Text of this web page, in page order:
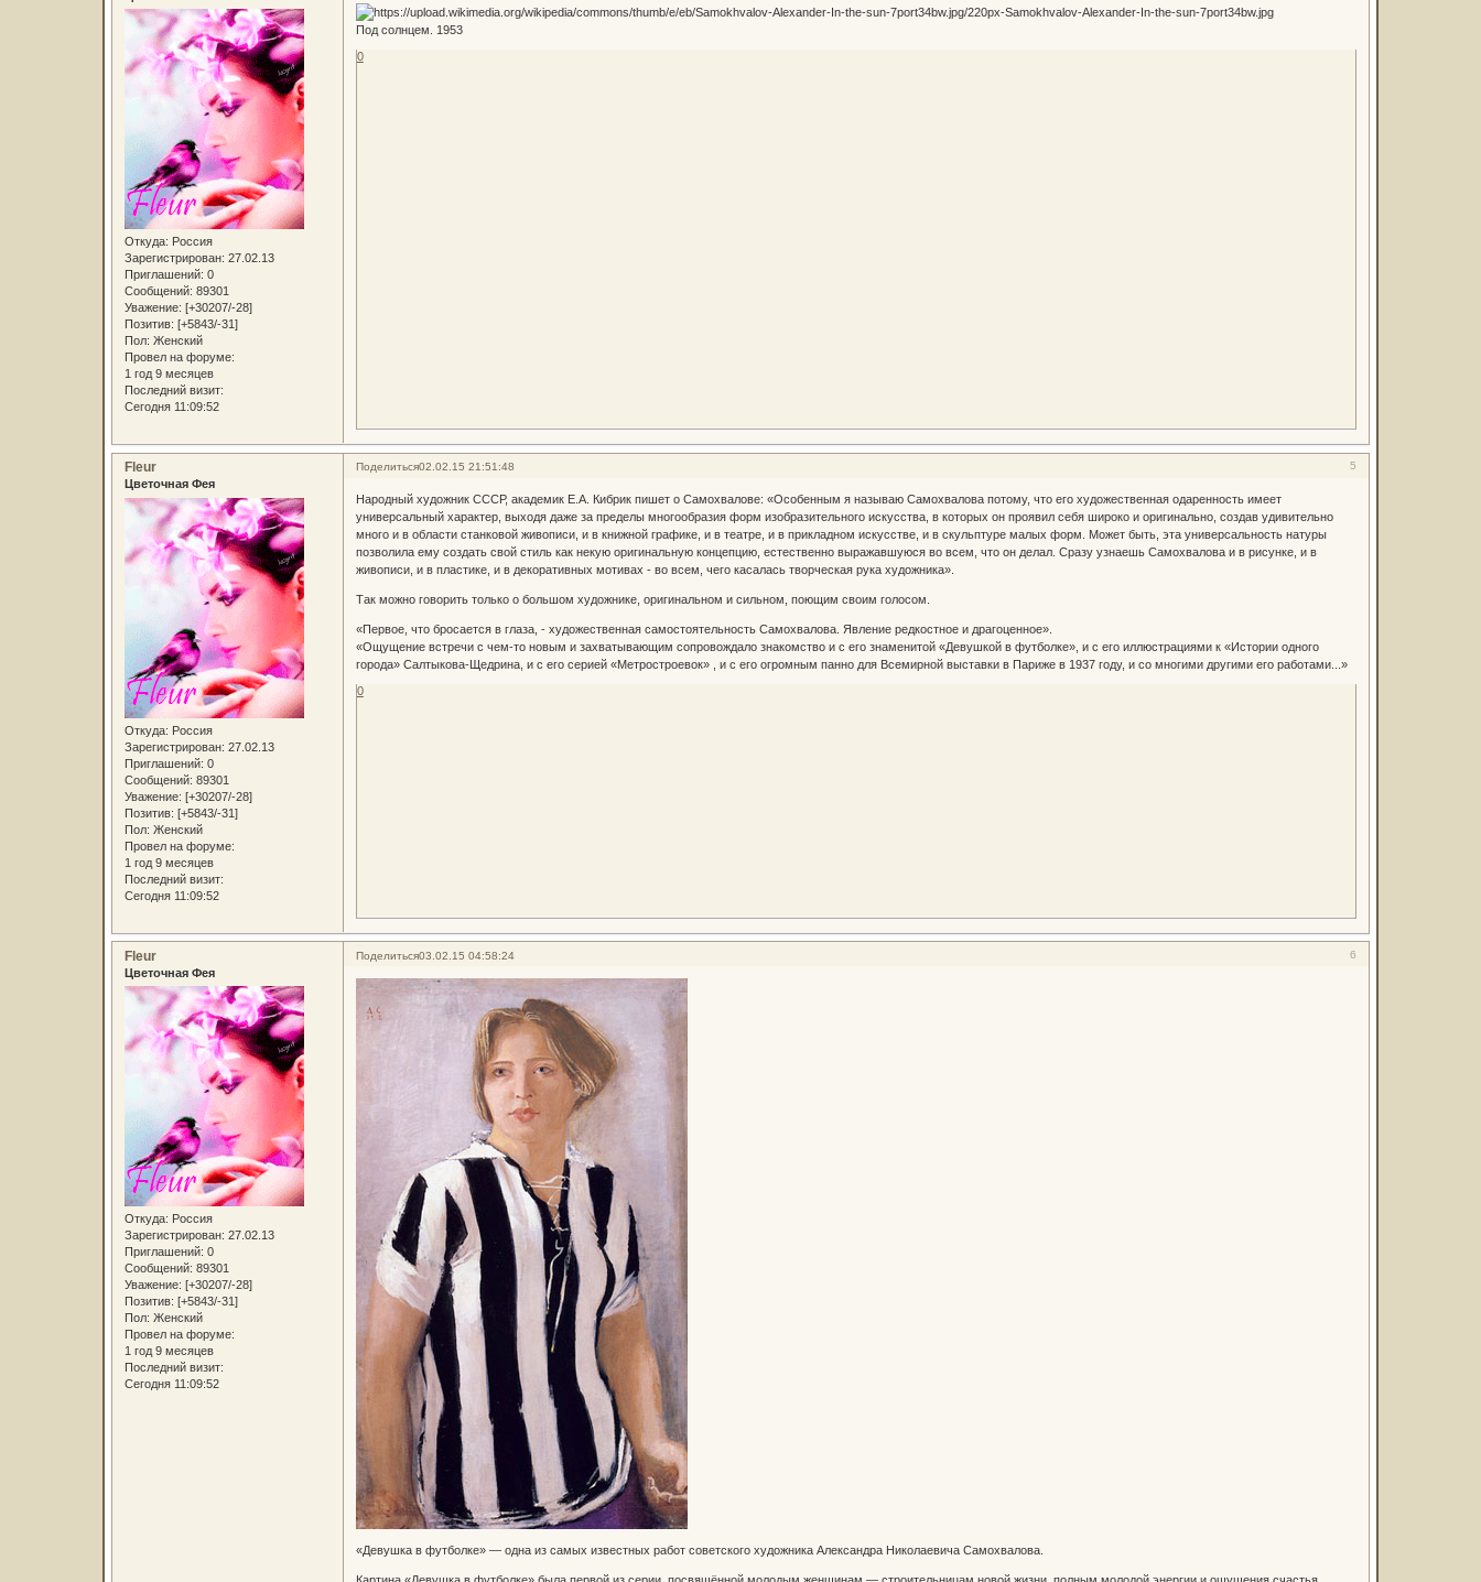
Откуда: Россия
Зарегистрирован: 27.02.13
Приглашений: 0
Сообщений: 89301
Уважение: [+30207/-28]
Позитив: [+5843/-31]
Пол: Женский
Провел на форуме:
1 год 9 месяцев
Последний визит:
Сегодня 11:09:52
Под солнцем. 1953
0
Поделиться 5
02.02.15 21:51:48
Fleur
Цветочная Фея
Откуда: Россия
Зарегистрирован: 27.02.13
Приглашений: 0
Сообщений: 89301
Уважение: [+30207/-28]
Позитив: [+5843/-31]
Пол: Женский
Провел на форуме:
1 год 9 месяцев
Последний визит:
Сегодня 11:09:52
Народный художник СССР, академик Е.А. Кибрик пишет о Самохвалове: «Особенным я называю Самохвалова потому, что его художественная одаренность имеет
универсальный характер, выходя даже за пределы многообразия форм изобразительного искусства, в которых он проявил себя широко и оригинально, создав удивительно
много и в области станковой живописи, и в книжной графике, и в театре, и в прикладном искусстве, и в скульптуре малых форм. Может быть, эта универсальность натуры
позволила ему создать свой стиль как некую оригинальную концепцию, естественно выражавшуюся во всем, что он делал. Сразу узнаешь Самохвалова и в рисунке, и в
живописи, и в пластике, и в декоративных мотивах - во всем, чего касалась творческая рука художника».
Так можно говорить только о большом художнике, оригинальном и сильном, поющим своим голосом.
«Первое, что бросается в глаза, - художественная самостоятельность Самохвалова. Явление редкостное и драгоценное».
«Ощущение встречи с чем-то новым и захватывающим сопровождало знакомство и с его знаменитой «Девушкой в футболке», и с его иллюстрациями к «Истории одного
города» Салтыкова-Щедрина, и с его серией «Метростроевок» , и с его огромным панно для Всемирной выставки в Париже в 1937 году, и со многими другими его работами...»
0
Поделиться 6
03.02.15 04:58:24
Fleur
Цветочная Фея
Откуда: Россия
Зарегистрирован: 27.02.13
Приглашений: 0
Сообщений: 89301
Уважение: [+30207/-28]
Позитив: [+5843/-31]
Пол: Женский
Провел на форуме:
1 год 9 месяцев
Последний визит:
Сегодня 11:09:52
«Девушка в футболке» — одна из самых известных работ советского художника Александра Николаевича Самохвалова.